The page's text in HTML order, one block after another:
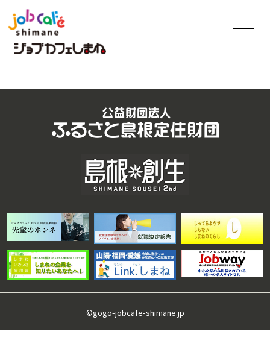
©gogo-jobcafe-shimane.jp